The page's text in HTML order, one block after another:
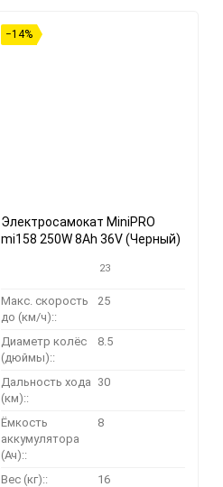
−14%
Электросамокат MiniPRO
mi158 250W 8Ah 36V (Черный)
23
Макс. скорость
до (км/ч)::
25
Диаметр колёс
(дюймы)::
8.5
Дальность хода
(км)::
30
Ёмкость
аккумулятора
(Ач)::
8
Вес (кг):: 16